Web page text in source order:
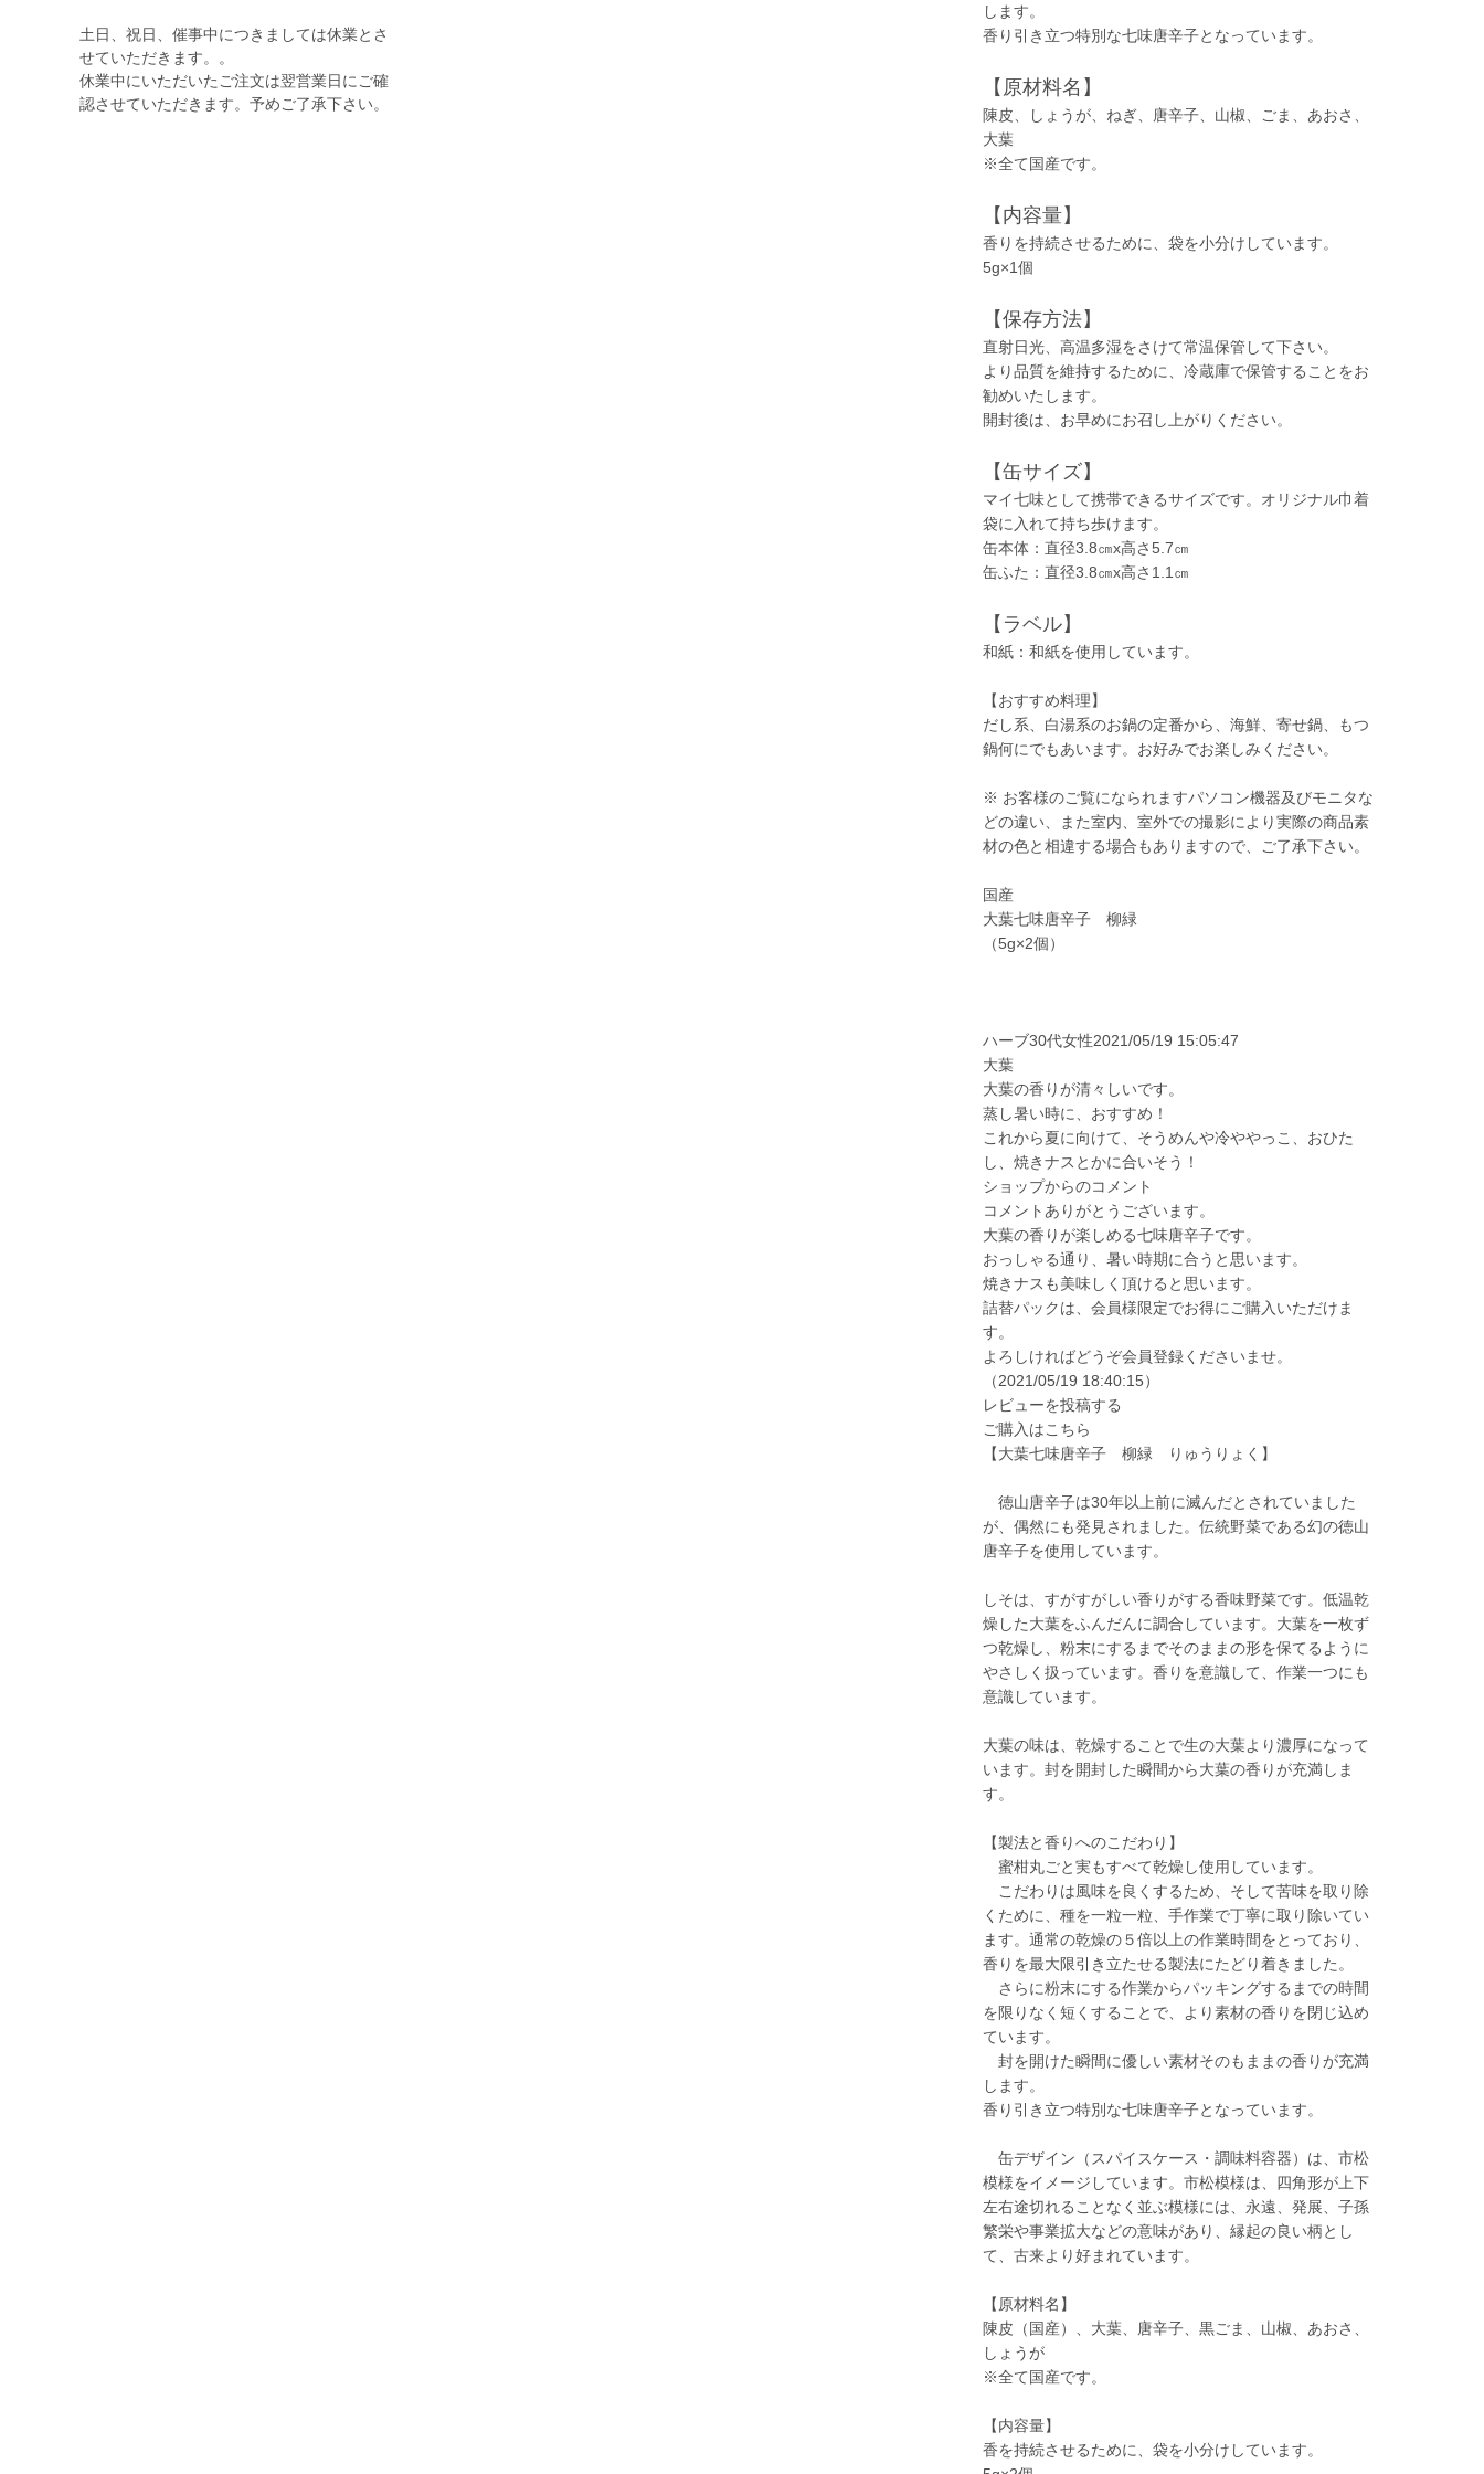
します。
香り引き立つ特別な七味唐辛子となっています。
【原材料名】
陳皮、しょうが、ねぎ、唐辛子、山椒、ごま、あおさ、
大葉
※全て国産です。
【内容量】
香りを持続させるために、袋を小分けしています。
5g×1個
【保存方法】
直射日光、高温多湿をさけて常温保管して下さい。
より品質を維持するために、冷蔵庫で保管することをお
勧めいたします。
開封後は、お早めにお召し上がりください。
【缶サイズ】
マイ七味として携帯できるサイズです。オリジナル巾着
袋に入れて持ち歩けます。
缶本体：直径3.8㎝x高さ5.7㎝
缶ふた：直径3.8㎝x高さ1.1㎝
【ラベル】
和紙：和紙を使用しています。
【おすすめ料理】
だし系、白湯系のお鍋の定番から、海鮮、寄せ鍋、もつ
鍋何にでもあいます。お好みでお楽しみください。
※ お客様のご覧になられますパソコン機器及びモニタな
どの違い、また室内、室外での撮影により実際の商品素
材の色と相違する場合もありますので、ご了承下さい。
国産
大葉七味唐辛子 柳緑
（5g×2個）
ハーブ30代女性2021/05/19 15:05:47
大葉
大葉の香りが清々しいです。
蒸し暑い時に、おすすめ！
これから夏に向けて、そうめんや冷ややっこ、おひた
し、焼きナスとかに合いそう！
ショップからのコメント
コメントありがとうございます。
大葉の香りが楽しめる七味唐辛子です。
おっしゃる通り、暑い時期に合うと思います。
焼きナスも美味しく頂けると思います。
詰替パックは、会員様限定でお得にご購入いただけま
す。
よろしければどうぞ会員登録くださいませ。
（2021/05/19 18:40:15）
レビューを投稿する
ご購入はこちら
【大葉七味唐辛子 柳緑 りゅうりょく】
徳山唐辛子は30年以上前に滅んだとされていました
が、偶然にも発見されました。伝統野菜である幻の徳山
唐辛子を使用しています。
しそは、すがすがしい香りがする香味野菜です。低温乾
燥した大葉をふんだんに調合しています。大葉を一枚ず
つ乾燥し、粉末にするまでそのままの形を保てるように
やさしく扱っています。香りを意識して、作業一つにも
意識しています。
大葉の味は、乾燥することで生の大葉より濃厚になって
います。封を開封した瞬間から大葉の香りが充満しま
す。
【製法と香りへのこだわり】
蜜柑丸ごと実もすべて乾燥し使用しています。
こだわりは風味を良くするため、そして苦味を取り除
くために、種を一粒一粒、手作業で丁寧に取り除いてい
ます。通常の乾燥の５倍以上の作業時間をとっており、
香りを最大限引き立たせる製法にたどり着きました。
さらに粉末にする作業からパッキングするまでの時間
を限りなく短くすることで、より素材の香りを閉じ込め
ています。
封を開けた瞬間に優しい素材そのもままの香りが充満
します。
香り引き立つ特別な七味唐辛子となっています。
缶デザイン（スパイスケース・調味料容器）は、市松
模様をイメージしています。市松模様は、四角形が上下
左右途切れることなく並ぶ模様には、永遠、発展、子孫
繁栄や事業拡大などの意味があり、縁起の良い柄とし
て、古来より好まれています。
【原材料名】
陳皮（国産）、大葉、唐辛子、黒ごま、山椒、あおさ、
しょうが
※全て国産です。
【内容量】
香を持続させるために、袋を小分けしています。
土日、祝日、催事中につきましては休業とさ
せていただきます。。
休業中にいただいたご注文は翌営業日にご確
認させていただきます。予めご了承下さい。